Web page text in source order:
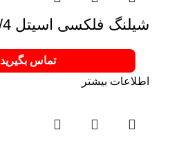
شیلنگ فلکسی اسیتل 3/4 طول 60 سانتی
تماس بگیرید
اطلاعات بیشتر